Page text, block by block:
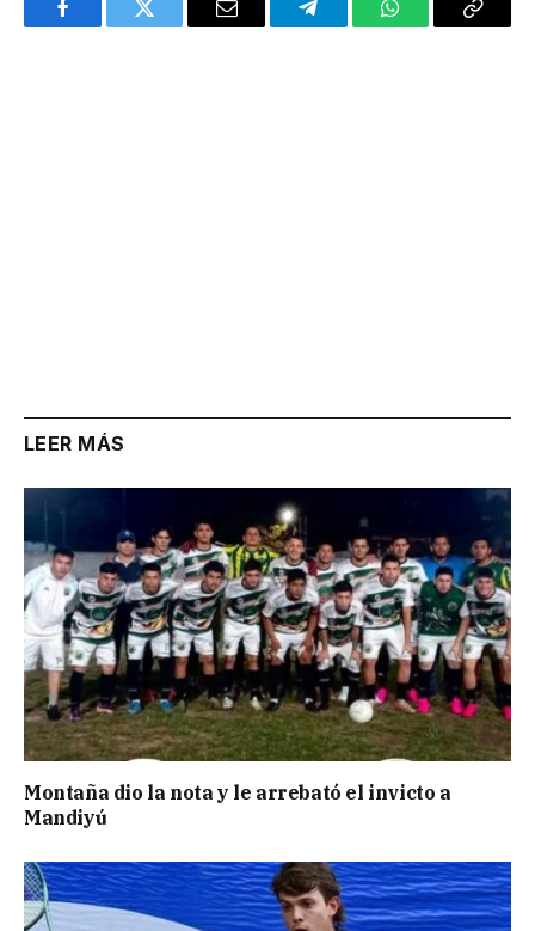
FacebookTwitter Email TelegramWhatsAppCopy
LEER MÁS
Montaña dio la nota y le arrebató el invicto a
Mandiyú